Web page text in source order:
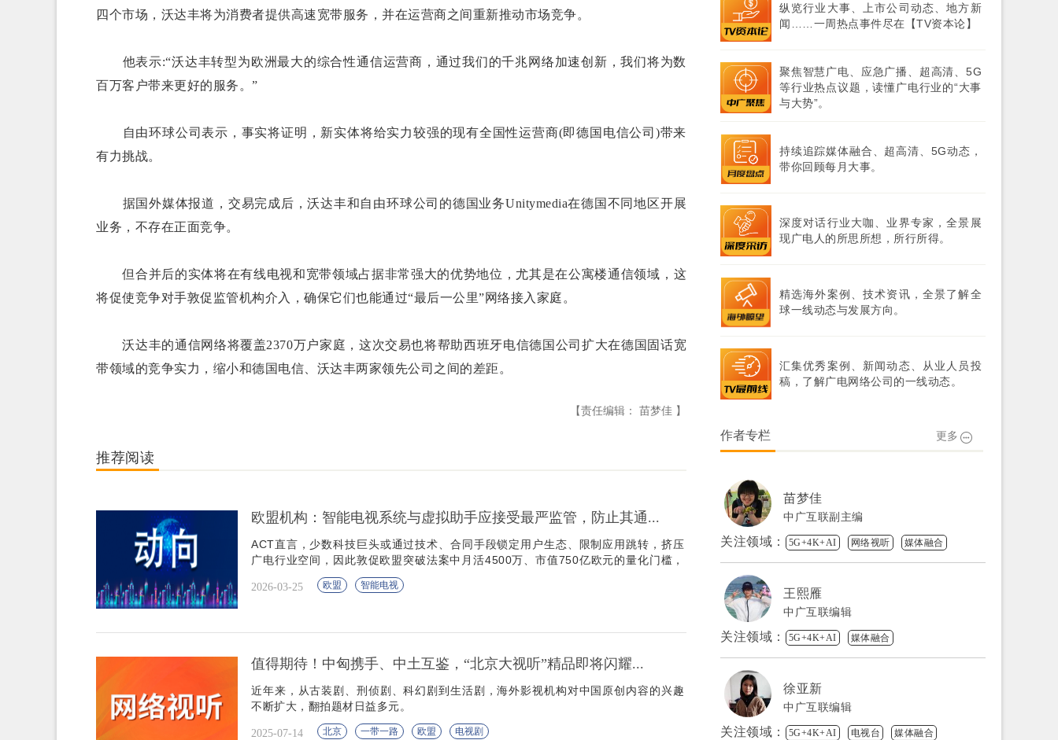
四个市场，沃达丰将为消费者提供高速宽带服务，并在运营商之间重新推动市场竞争。
他表示:“沃达丰转型为欧洲最大的综合性通信运营商，通过我们的千兆网络加速创新，我们将为数
百万客户带来更好的服务。”
自由环球公司表示，事实将证明，新实体将给实力较强的现有全国性运营商(即德国电信公司)带来
有力挑战。
据国外媒体报道，交易完成后，沃达丰和自由环球公司的德国业务Unitymedia在德国不同地区开展
业务，不存在正面竞争。
但合并后的实体将在有线电视和宽带领域占据非常强大的优势地位，尤其是在公寓楼通信领域，这
将促使竞争对手敦促监管机构介入，确保它们也能通过“最后一公里”网络接入家庭。
沃达丰的通信网络将覆盖2370万户家庭，这次交易也将帮助西班牙电信德国公司扩大在德国固话宽
带领域的竞争实力，缩小和德国电信、沃达丰两家领先公司之间的差距。
【责任编辑： 苗梦佳 】
推荐阅读
欧盟机构：智能电视系统与虚拟助手应接受最严监管，防止其通...
ACT直言，少数科技巨头或通过技术、合同手段锁定用户生态、限制应用跳转，挤压
广电行业空间，因此敦促欧盟突破法案中月活4500万、市值750亿欧元的量化门槛，
以定性标准将智能电视系统和虚拟助手纳入监管。
2026-03-25 欧盟 智能电视
值得期待！中匈携手、中土互鉴，“北京大视听”精品即将闪耀...
近年来，从古装剧、刑侦剧、科幻剧到生活剧，海外影视机构对中国原创内容的兴趣
不断扩大，翻拍题材日益多元。
2025-07-14 北京 一带一路 欧盟 电视剧
纵览行业大事、上市公司动态、地方新
闻……一周热点事件尽在【TV资本论】
聚焦智慧广电、应急广播、超高清、5G
等行业热点议题，读懂广电行业的“大事
与大势”。
持续追踪媒体融合、超高清、5G动态，
带你回顾每月大事。
深度对话行业大咖、业界专家，全景展
现广电人的所思所想，所行所得。
精选海外案例、技术资讯，全景了解全
球一线动态与发展方向。
汇集优秀案例、新闻动态、从业人员投
稿，了解广电网络公司的一线动态。
作者专栏 更多
苗梦佳
中广互联副主编
关注领域： 5G+4K+AI 网络视听 媒体融合
王熙雁
中广互联编辑
关注领域： 5G+4K+AI 媒体融合
徐亚新
中广互联编辑
关注领域： 5G+4K+AI 电视台 媒体融合